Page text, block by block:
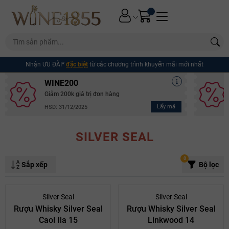
Nhận ƯU ĐÃI* đặc biệt từ các chương trình khuyến mãi mới nhất
WINE200
Giảm 200k giá trị đơn hàng
HSD: 31/12/2025 Lấy mã
SILVER SEAL
Sắp xếp Bộ lọc
0
Silver Seal
Rượu Whisky Silver Seal
Caol Ila 15
Silver Seal
Rượu Whisky Silver Seal
Linkwood 14